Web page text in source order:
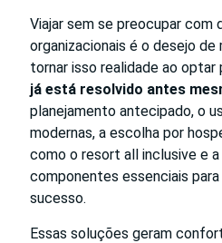
Viajar sem se preocupar com
organizacionais é o desejo
tornar isso realidade ao optar
já está resolvido antes
planejamento antecipado, o
modernas, a escolha por
como o resort all inclusive e
componentes essenciais
sucesso.
Essas soluções geram